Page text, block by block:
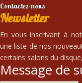
Contactez-nous
Newsletter
En vous inscrivant à
une liste de nos
certains salons du
Message de